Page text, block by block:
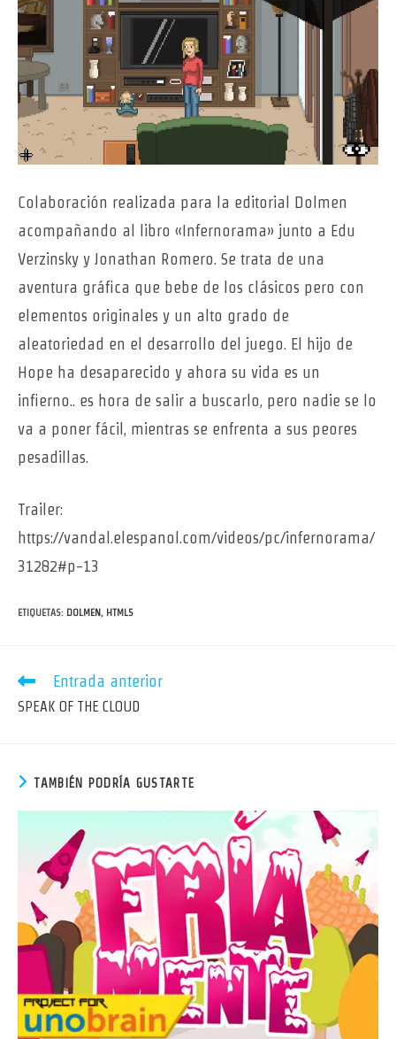
Colaboración realizada para la editorial Dolmen
acompañando al libro «Infernorama» junto a Edu
Verzinsky y Jonathan Romero. Se trata de una
aventura gráfica que bebe de los clásicos pero con
elementos originales y un alto grado de
aleatoriedad en el desarrollo del juego. El hijo de
Hope ha desaparecido y ahora su vida es un
infierno.. es hora de salir a buscarlo, pero nadie se lo
va a poner fácil, mientras se enfrenta a sus peores
pesadillas.
Trailer:
https://vandal.elespanol.com/videos/pc/infernorama/
31282#p-13
ETIQUETAS: DOLMEN, HTML5
Leer
artículos
Entrada anterior
SPEAK OF THE CLOUD
TAMBIÉN PODRÍA GUSTARTE